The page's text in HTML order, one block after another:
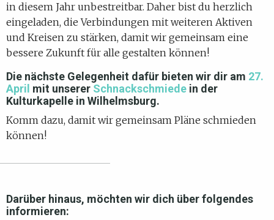
in diesem Jahr unbestreitbar. Daher bist du herzlich
eingeladen, die Verbindungen mit weiteren Aktiven
und Kreisen zu stärken, damit wir gemeinsam eine
bessere Zukunft für alle gestalten können!
Die nächste Gelegenheit dafür bieten wir dir am 27.
April mit unserer Schnackschmiede in der
Kulturkapelle in Wilhelmsburg.
Komm dazu, damit wir gemeinsam Pläne schmieden
können!
Darüber hinaus, möchten wir dich über folgendes
informieren: